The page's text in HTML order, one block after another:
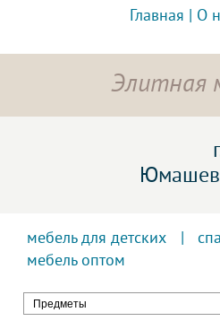
Главная О
Элитная
мебель для детских
мебель оптом
Предметы